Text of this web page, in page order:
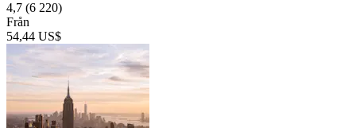
4,7 (6 220)
Från
54,44 US$